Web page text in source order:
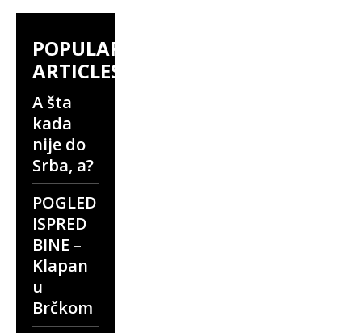
POPULAR
ARTICLES
A šta
kada
nije do
Srba, a?
POGLED
ISPRED
BINE –
Klapan
u
Brčkom